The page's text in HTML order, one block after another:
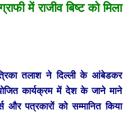
में राजीव बिष्ट को मिला
तलाश ने दिल्ली के आंबेडकर
कार्यक्रम में देश के जाने माने
और पत्रकारों को सम्मानित किया